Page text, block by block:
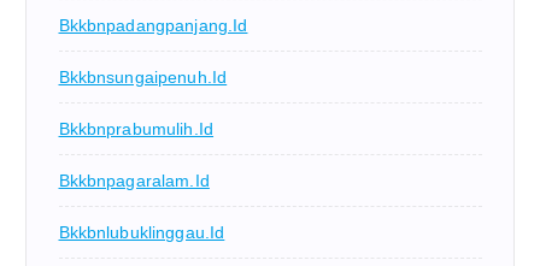
Bkkbnpadangpanjang.id
Bkkbnsungaipenuh.id
Bkkbnprabumulih.id
Bkkbnpagaralam.id
Bkkbnlubuklinggau.id